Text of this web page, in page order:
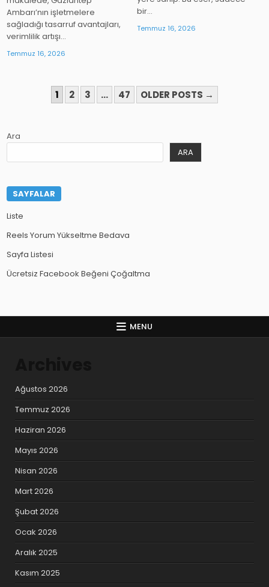
Ambarı’nın işletmelere
sağladığı tasarruf avantajları,
verimlilik artışı…
Temmuz 16, 2026
bir…
Temmuz 16, 2026
SAYFALAMASI
1 2 3 … 47 OLDER POSTS →
Ara
ARA
SAYFALAR
Liste
Reels Yorum Yükseltme Bedava
Sayfa Listesi
Ücretsiz Facebook Beğeni Çoğaltma
MENU
Ağustos 2026
Temmuz 2026
Haziran 2026
Mayıs 2026
Nisan 2026
Mart 2026
Şubat 2026
Ocak 2026
Aralık 2025
Kasım 2025